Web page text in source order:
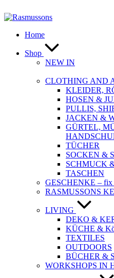
Inhalt
Home
Shop
NEW IN
CLOTHING AND
KLEIDER,
HOSEN &
PULLIS,
JACKEN &
GÜRTEL,
TÜCHER
SOCKEN &
SCHMUCK
TASCHEN
GESCHENKE –
RASMUSSONS
LIVING
DEKO &
KÜCHE &
TEXTILES
OUTDOORS
BÜCHER &
WORKSHOPS IN